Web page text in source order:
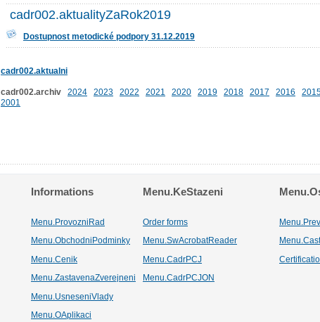
cadr002.aktualityZaRok2019
Dostupnost metodické podpory 31.12.2019
cadr002.aktualni
cadr002.archiv 2024 2023 2022 2021 2020 2019 2018 2017 2016
2001
Informations Menu.KeStazeni
Menu.ProvozniRad Order forms
Menu.ObchodniPodminky
Menu.SwAcrobatReader
Menu.Cenik Menu.CadrPCJ
Menu.ZastavenaZverejneni
Menu.CadrPCJON
Menu.UsneseniVlady
Menu.OAplikaci